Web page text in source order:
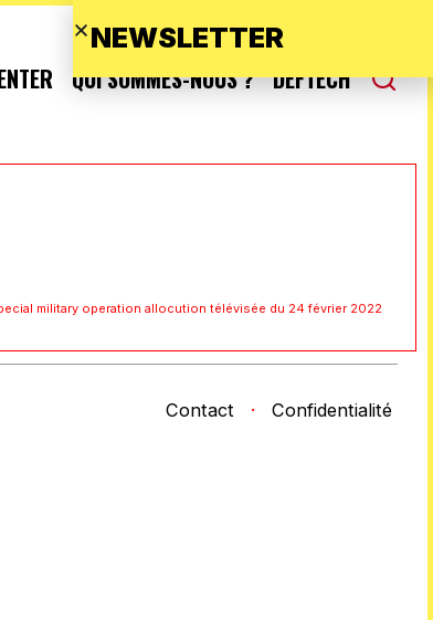
QUI SOMMES-NOUS ? DEFTECH
military operation allocution télévisée du 24 février 2022
Contact · Confidentialité
NEWSLETTER